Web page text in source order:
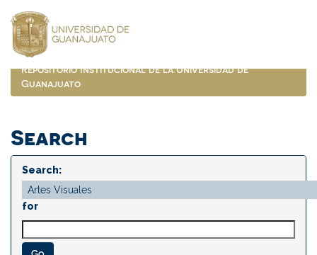
navigation
Repositorio Institucional de la Universidad de
Guanajuato
Search
Search:
for